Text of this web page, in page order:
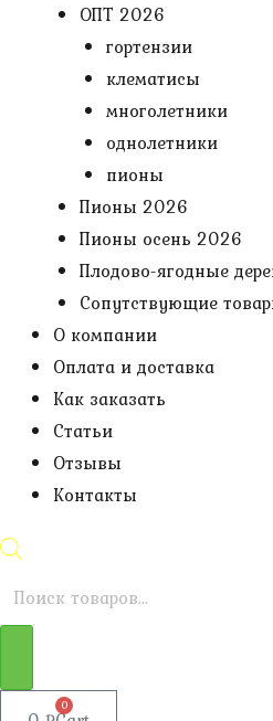
ОПТ 2026
гортензии
клематисы
многолетники
однолетники
пионы
Пионы 2026
Пионы осень 2026
Плодово-ягодные
Сопутствующие
О компании
Оплата и доставка
Как заказать
Статьи
Отзывы
Контакты
Поиск
0